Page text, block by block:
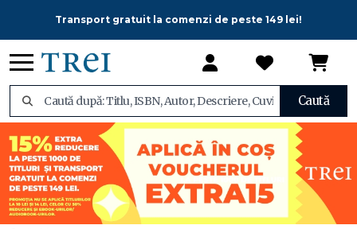
Transport gratuit la comenzi de peste 149 lei!
Caută